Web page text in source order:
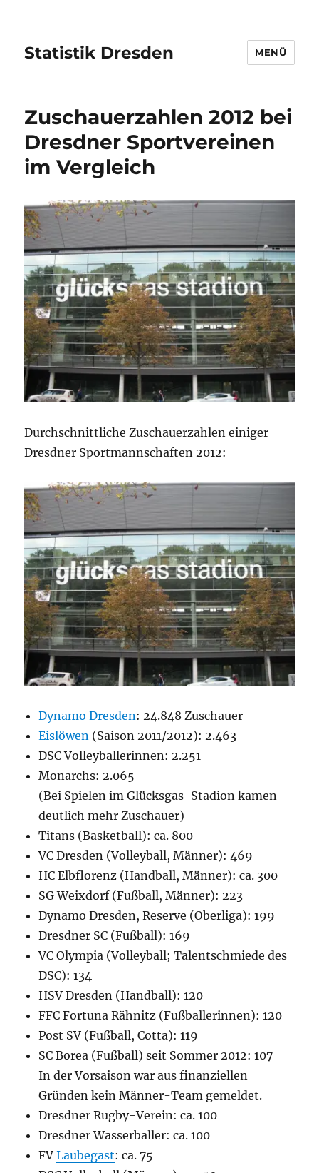
Statistik Dresden MENÜ
Zuschauerzahlen 2012 bei
Dresdner Sportvereinen
im Vergleich
Durchschnittliche Zuschauerzahlen einiger
Dresdner Sportmannschaften 2012:
Dynamo Dresden: 24.848 Zuschauer
Eislöwen (Saison 2011/2012): 2.463
DSC Volleyballerinnen: 2.251
Monarchs: 2.065
(Bei Spielen im Glücksgas-Stadion kamen
deutlich mehr Zuschauer)
Titans (Basketball): ca. 800
VC Dresden (Volleyball, Männer): 469
HC Elbflorenz (Handball, Männer): ca. 300
SG Weixdorf (Fußball, Männer): 223
Dynamo Dresden, Reserve (Oberliga): 199
Dresdner SC (Fußball): 169
VC Olympia (Volleyball; Talentschmiede des
DSC): 134
HSV Dresden (Handball): 120
FFC Fortuna Rähnitz (Fußballerinnen): 120
Post SV (Fußball, Cotta): 119
SC Borea (Fußball) seit Sommer 2012: 107
In der Vorsaison war aus finanziellen
Gründen kein Männer-Team gemeldet.
Dresdner Rugby-Verein: ca. 100
Dresdner Wasserballer: ca. 100
FVLaubegast: ca. 75